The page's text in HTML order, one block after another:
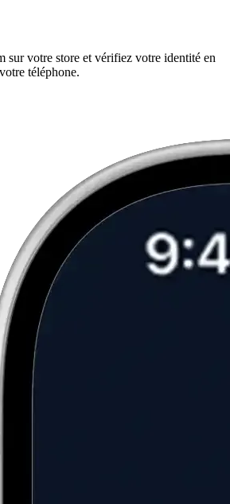
sur votre store et vérifiez votre identité en
téléphone.